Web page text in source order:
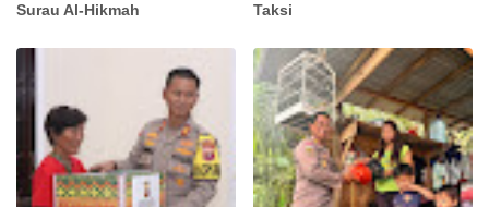
Surau Al-Hikmah
Taksi